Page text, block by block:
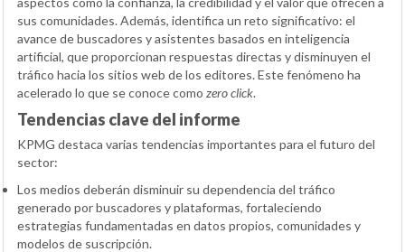
sus comunidades. Además, identifica un reto significativo: el
avance de buscadores y asistentes basados en inteligencia
artificial, que proporcionan respuestas directas y disminuyen el
tráfico hacia los sitios web de los editores. Este fenómeno ha
acelerado lo que se conoce como zero click.
Tendencias clave del informe
KPMG destaca varias tendencias importantes para el futuro del
sector:
Los medios deberán disminuir su dependencia del tráfico
generado por buscadores y plataformas, fortaleciendo
estrategias fundamentadas en datos propios, comunidades y
modelos de suscripción.